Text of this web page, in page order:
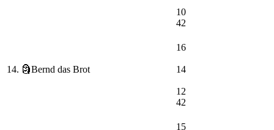
10
42
14. 🗿Bernd das Brot
16
14
12
42
15